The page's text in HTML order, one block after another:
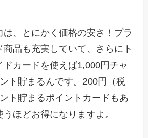
は、とにかく価格の安さ！プラ
商品も充実していて、さらにト
ドカードを使えば1,000円チャ
ト貯まるんです。200円（税
ト貯まるポイントカードもあ
ほどお得になりますよ。